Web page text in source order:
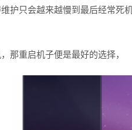
护只会越来越慢到最后经常死机
那重启机子便是最好的选择，